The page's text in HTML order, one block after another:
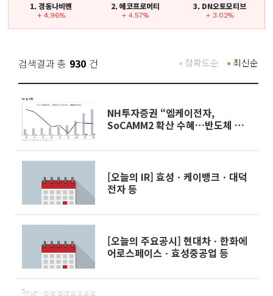
1. 경동나비엔
+ 4.96%
2. 에코프로머티
+ 4.57%
3. DN오토모티브
+ 3.02%
검색결과 총 930 건 최신순
정확도순
NH투자증권 “엠케이전자,
SoCAMM2 확산 수혜…반도체 실
[오늘의 IR] 효성ㆍ케이뱅크ㆍ대덕
전자 등
[오늘의 주요공시] 현대차ㆍ한화에
어로스페이스ㆍ효성중공업 등